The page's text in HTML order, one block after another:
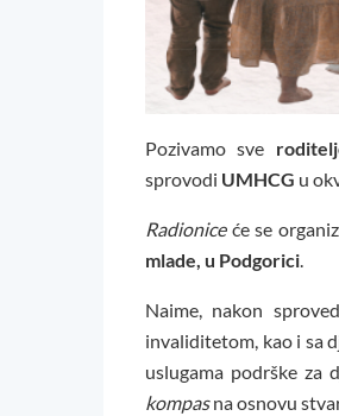
Pozivamo sve
sprovodi UMHCG u
Radioniceće se
mlade, u Podgorici.
Naime, nakon
invaliditetom, kao i sa
uslugama podrške
kompasna osnovu